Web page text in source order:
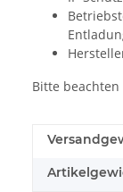
Bitte beachten